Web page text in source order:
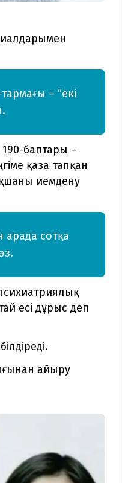
– “екі
баптары –
қаза тапқан
иемдену
арада сотқа
есі дұрыс деп
айыру